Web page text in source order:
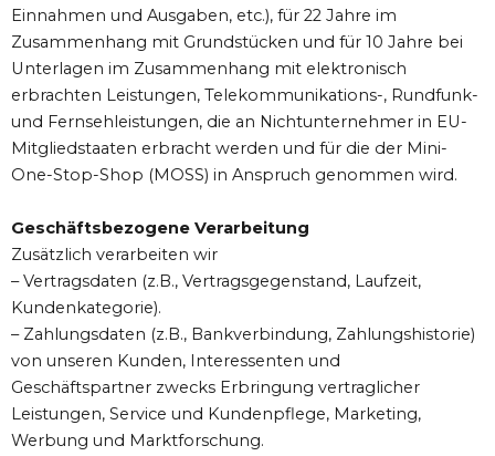
Einnahmen und Ausgaben, etc.), für 22 Jahre im
Zusammenhang mit Grundstücken und für 10 Jahre bei
Unterlagen im Zusammenhang mit elektronisch
erbrachten Leistungen, Telekommunikations-, Rundfunk-
und Fernsehleistungen, die an Nichtunternehmer in EU-
Mitgliedstaaten erbracht werden und für die der Mini-
One-Stop-Shop (MOSS) in Anspruch genommen wird.
Geschäftsbezogene Verarbeitung
Zusätzlich verarbeiten wir
– Vertragsdaten (z.B., Vertragsgegenstand, Laufzeit,
Kundenkategorie).
– Zahlungsdaten (z.B., Bankverbindung, Zahlungshistorie)
von unseren Kunden, Interessenten und
Geschäftspartner zwecks Erbringung vertraglicher
Leistungen, Service und Kundenpflege, Marketing,
Werbung und Marktforschung.